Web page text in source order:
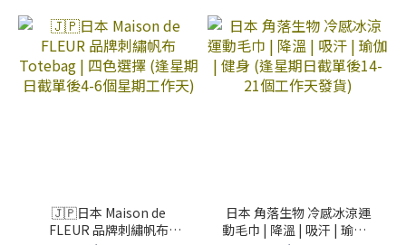
🇯🇵日本 Maison de
FLEUR 品牌刺繡帆布
日本 角落生物 冷感冰涼運
動毛巾 | 降溫 | 吸汗 | 瑜伽 |